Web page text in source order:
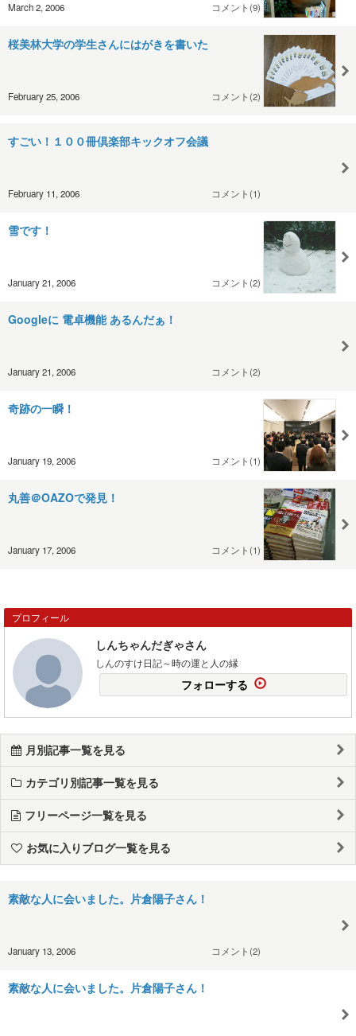
March 2, 2006 コメント(9)
桜美林大学の学生さんにはがきを書いた
February 25, 2006 コメント(2)
すごい！１００冊倶楽部キックオフ会議
February 11, 2006 コメント(1)
雪です！
January 21, 2006 コメント(2)
Googleに 電卓機能 あるんだぁ！
January 21, 2006 コメント(2)
奇跡の一瞬！
January 19, 2006 コメント(1)
丸善＠OAZOで発見！
January 17, 2006 コメント(1)
プロフィール
しんちゃんだぎゃさん
しんのすけ日記～時の運と人の縁
フォローする
月別記事一覧を見る
カテゴリ別記事一覧を見る
フリーページ一覧を見る
お気に入りブログ一覧を見る
素敵な人に会いました。片倉陽子さん！
January 13, 2006 コメント(2)
素敵な人に会いました。片倉陽子さん！